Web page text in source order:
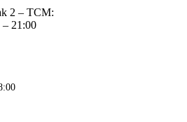
2 – TCM:
– 21:00